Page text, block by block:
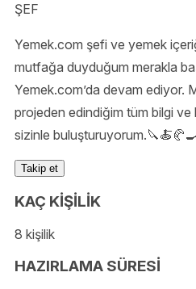
ŞEF
Yemek.com şefi ve yemek
mutfağa duyduğum merakla
Yemek.com’da devam ediyor.
projeden edindiğim tüm bilgi ve
sizinle
Takip et
KAÇ KİŞİLİK
8 kişilik
HAZIRLAMA SÜRESİ